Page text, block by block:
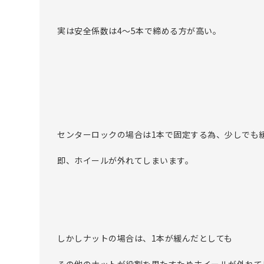
実は安全係数は4～5本で締める方が高い。
センターロックの場合は1本で固定する為、少しでも
即、ホイールが外れてしまいます。
しかしナットの場合は、1本が緩んだとしても